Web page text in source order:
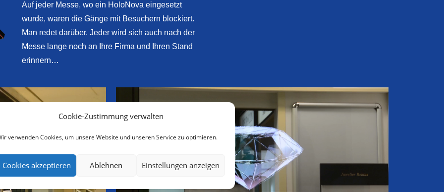
Cookie-Zustimmung verwalten
verwenden Cookies, um unsere Website und unseren Service zu optimieren.
Cookies akzeptieren Ablehnen Einstellungen anzeigen
Auf jeder Messe, wo ein HoloNova eingesetzt
wurde, waren die Gänge mit Besuchern blockiert.
Man redet darüber. Jeder wird sich auch nach der
Messe lange noch an Ihre Firma und Ihren Stand
erinnern…